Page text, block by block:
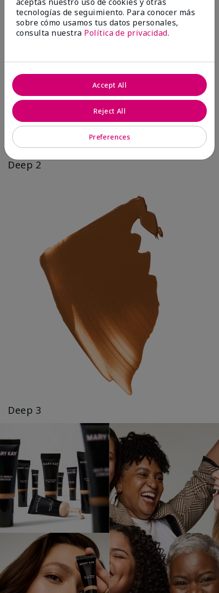
Deep 2
Deep 3
tecnologías de seguimiento. Para conocer más
sobre cómo usamos tus datos personales,
consulta nuestra Política de privacidad.
Preferences
Reject All
Accept All